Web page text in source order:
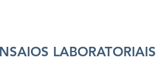
LABORATORIAIS